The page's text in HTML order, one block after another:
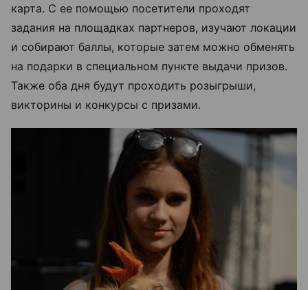
карта. С ее помощью посетители проходят
задания на площадках партнеров, изучают локации
и собирают баллы, которые затем можно обменять
на подарки в специальном пункте выдачи призов.
Также оба дня будут проходить розыгрыши,
викторины и конкурсы с призами.